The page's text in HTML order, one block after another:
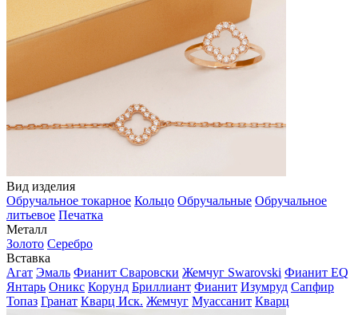
Вид изделия
Обручальное токарное Кольцо Обручальные Обручальное
литьевое Печатка
Металл
Золото Серебро
Вставка
Агат Эмаль Фианит Сваровски Жемчуг Swarovski Фианит EQ
Янтарь Оникс Корунд Бриллиант Фианит Изумруд Сапфир
Топаз Гранат Кварц Иск. Жемчуг Муассанит Кварц